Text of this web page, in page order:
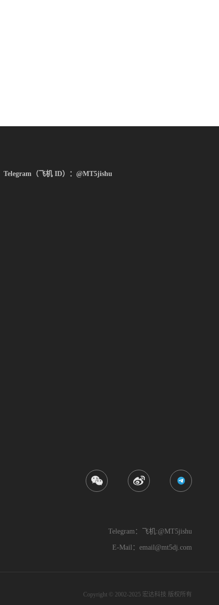
Telegram（飞机 ID）：@MT5jishu
Telegram：飞机:@MT5jishu
E-Mail：email@mt5dj.com
Copyright © 2002-2025 宏达科技 版权所有